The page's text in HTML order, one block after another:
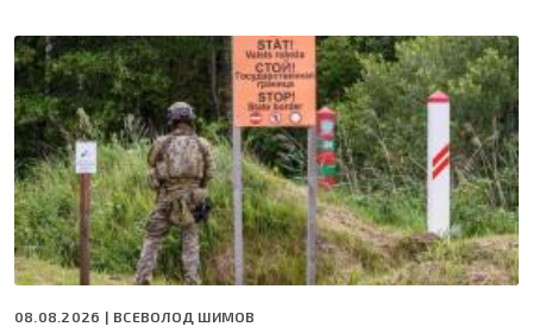
08.08.2026 | ВСЕВОЛОД ШИМОВ